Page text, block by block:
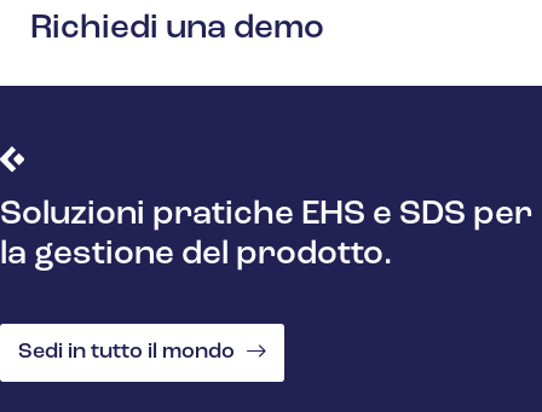
Richiedi una demo
Soluzioni pratiche EHS e SDS per
la gestione del prodotto.
Sedi in tutto il mondo